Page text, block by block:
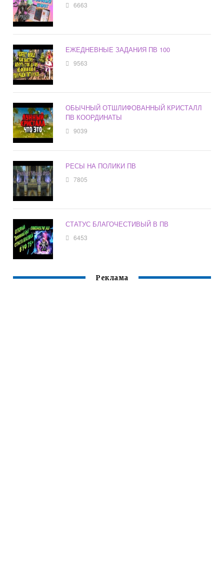
6663
ЕЖЕДНЕВНЫЕ ЗАДАНИЯ ПВ 100
9563
ОБЫЧНЫЙ ОТШЛИФОВАННЫЙ КРИСТАЛЛ
ПВ КООРДИНАТЫ
9039
РЕСЫ НА ПОЛИКИ ПВ
7805
СТАТУС БЛАГОЧЕСТИВЫЙ В ПВ
6453
Реклама